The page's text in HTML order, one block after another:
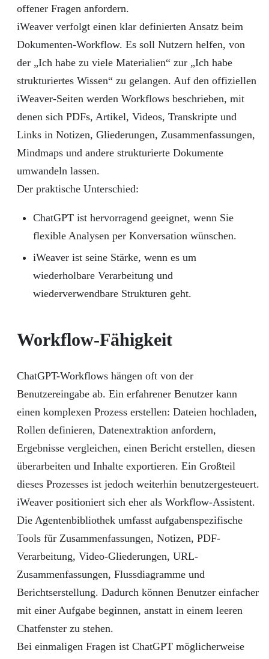
offener Fragen anfordern.
iWeaver verfolgt einen klar definierten Ansatz beim
Dokumenten-Workflow. Es soll Nutzern helfen, von
der „Ich habe zu viele Materialien“ zur „Ich habe
strukturiertes Wissen“ zu gelangen. Auf den offiziellen
iWeaver-Seiten werden Workflows beschrieben, mit
denen sich PDFs, Artikel, Videos, Transkripte und
Links in Notizen, Gliederungen, Zusammenfassungen,
Mindmaps und andere strukturierte Dokumente
umwandeln lassen.
Der praktische Unterschied:
ChatGPT ist hervorragend geeignet, wenn Sie
flexible Analysen per Konversation wünschen.
iWeaver ist seine Stärke, wenn es um
wiederholbare Verarbeitung und
wiederverwendbare Strukturen geht.
Workflow-Fähigkeit
ChatGPT-Workflows hängen oft von der
Benutzereingabe ab. Ein erfahrener Benutzer kann
einen komplexen Prozess erstellen: Dateien hochladen,
Rollen definieren, Datenextraktion anfordern,
Ergebnisse vergleichen, einen Bericht erstellen, diesen
überarbeiten und Inhalte exportieren. Ein Großteil
dieses Prozesses ist jedoch weiterhin benutzergesteuert.
iWeaver positioniert sich eher als Workflow-Assistent.
Die Agentenbibliothek umfasst aufgabenspezifische
Tools für Zusammenfassungen, Notizen, PDF-
Verarbeitung, Video-Gliederungen, URL-
Zusammenfassungen, Flussdiagramme und
Berichtserstellung. Dadurch können Benutzer einfacher
mit einer Aufgabe beginnen, anstatt in einem leeren
Chatfenster zu stehen.
Bei einmaligen Fragen ist ChatGPT möglicherweise